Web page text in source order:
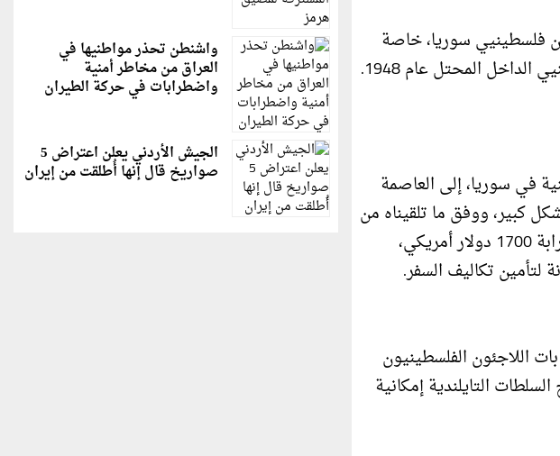
فلسطينيي سوريا، خاصة
من مخيمات (اليرموك وخان الشيح ومخيم جرمانا) ومن فلسطينيي العراق، وبعضهم من فلسطينيي الداخل المحتل عام 1948.
في سوريا، إلى العاصمة
كبير، ووفق ما تلقيناه من
شهادات؛ فإن تكلفة الرحلة اختلفت من عائلة لأخرى، وكانت بالحد الأدنى على الشخص الواحد قرابة 1700 دولار أمريكي،
لتأمين تكاليف السفر.
بات اللاجئون الفلسطينيون
التايلندية إمكانية
واشنطن تحذر مواطنيها في
العراق من مخاطر أمنية
واضطرابات في حركة الطيران
الجيش الأردني يعلن اعتراض 5
صواريخ قال إنها أُطلقت من إيران